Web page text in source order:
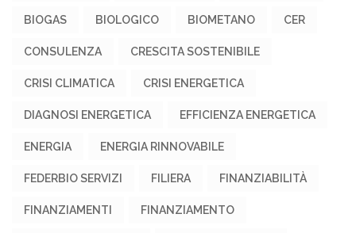
BIOGAS BIOLOGICO BIOMETANO CER
CONSULENZA CRESCITA SOSTENIBILE
CRISI CLIMATICA CRISI ENERGETICA
DIAGNOSI ENERGETICA EFFICIENZA ENERGETICA
ENERGIA ENERGIA RINNOVABILE
FEDERBIO SERVIZI FILIERA FINANZIABILITÀ
FINANZIAMENTI FINANZIAMENTO